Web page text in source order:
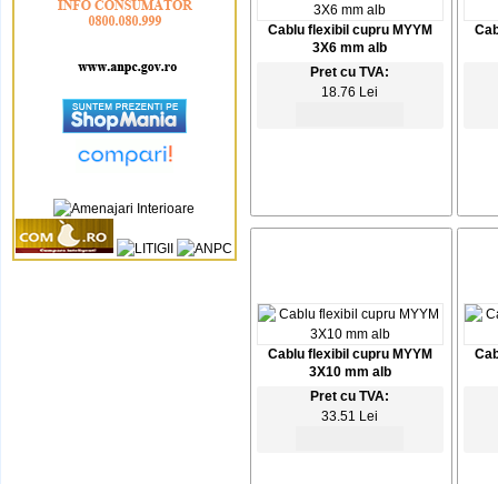
Cablu flexibil cupru MYYM
3X6 mm alb
Pret cu TVA:
18.76 Lei
Cablu flexibil cupru MYYM
3X10 mm alb
Pret cu TVA:
33.51 Lei